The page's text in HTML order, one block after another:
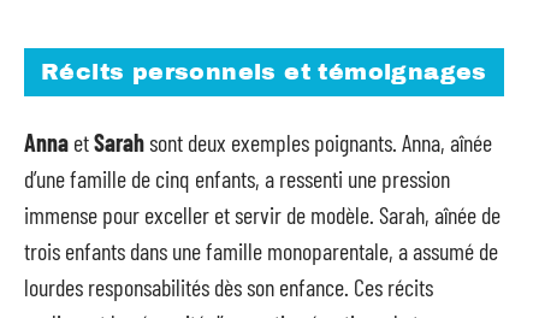
Récits personnels et témoignages
Anna etSarahsont deux exemples poignants. Anna, aînée
d’une famille de cinq enfants, a ressenti une pression
immense pour exceller et servir de modèle. Sarah, aînée de
trois enfants dans une famille monoparentale, a assumé de
lourdes responsabilités dès son enfance. Ces récits